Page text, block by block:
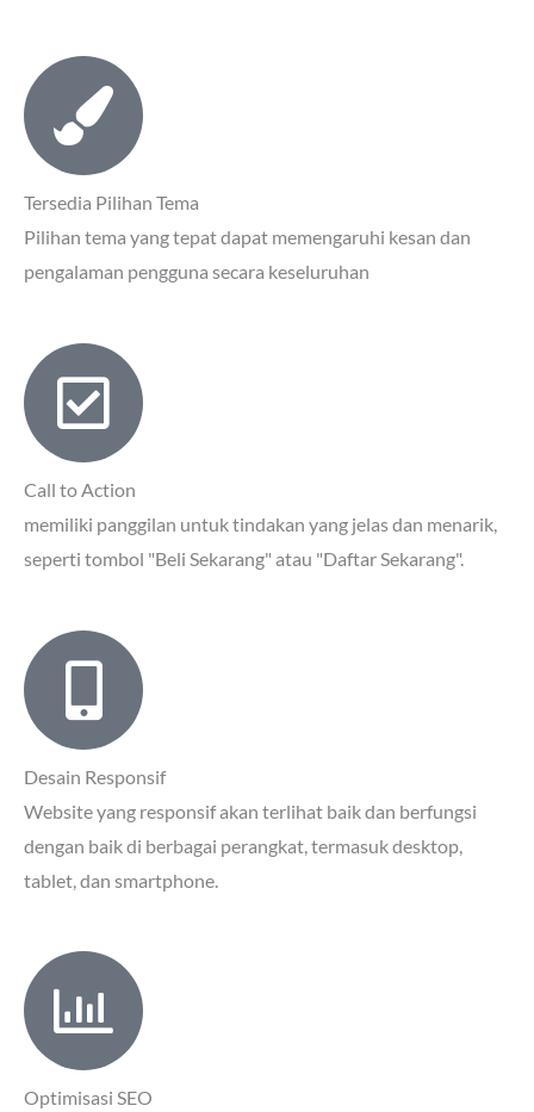
Tersedia Pilihan Tema
Pilihan tema yang tepat dapat memengaruhi kesan dan
pengalaman pengguna secara keseluruhan
Call to Action
memiliki panggilan untuk tindakan yang jelas dan menarik,
seperti tombol "Beli Sekarang" atau "Daftar Sekarang".
Desain Responsif
Website yang responsif akan terlihat baik dan berfungsi
dengan baik di berbagai perangkat, termasuk desktop,
tablet, dan smartphone.
Optimisasi SEO